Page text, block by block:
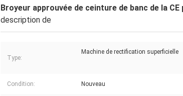
Broyeur approuvée de ceinture de banc de la
description de
Type:
Machine de rectification superficielle
Condition: Nouveau